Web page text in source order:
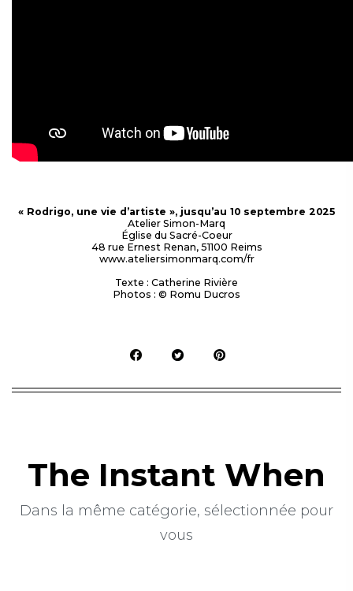
« Rodrigo, une vie d’artiste », jusqu’au 10 septembre 2025
Atelier Simon-Marq
Église du Sacré-Coeur
48 rue Ernest Renan, 51100 Reims
www.ateliersimonmarq.com/fr
Texte : Catherine Rivière
Photos : © Romu Ducros
The Instant When
Dans la même catégorie, sélectionnée pour
vous